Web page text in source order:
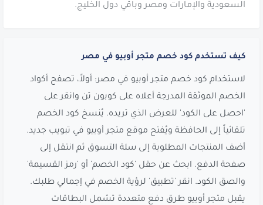
السعودية والإمارات ومصر وباقي دول الخليج.
كيف تستخدم كود خصم متجر أوبيو في مصر
لاستخدام كود خصم متجر أوبيو في مصر: أولاً، تصفح أكواد
الخصم الموثقة المدرجة أعلاه على كوبون تن وانقر على
'احصل على الكود' للعرض الذي تريده. يُنسخ كود الخصم
تلقائياً إلى الحافظة ويُفتح موقع متجر أوبيو في تبويب جديد.
أضف المنتجات المطلوبة إلى سلة التسوق ثم انتقل إلى
صفحة الدفع. ابحث عن حقل 'كود الخصم' أو 'رمز القسيمة'
والصق الكود. انقر 'تطبيق' لرؤية الخصم في إجمالي طلبك.
يقبل متجر أوبيو طرق دفع متعددة تشمل البطاقات